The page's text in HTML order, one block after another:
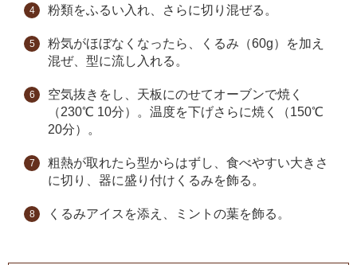
粉類をふるい入れ、さらに切り混ぜる。
粉気がほぼなくなったら、くるみ（60g）を加え
混ぜ、型に流し入れる。
空気抜きをし、天板にのせてオーブンで焼く
（230℃ 10分）。温度を下げさらに焼く（150℃
20分）。
粗熱が取れたら型からはずし、食べやすい大きさ
に切り、器に盛り付けくるみを飾る。
くるみアイスを添え、ミントの葉を飾る。